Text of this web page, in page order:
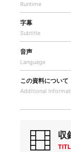
Runtime
字幕
Subtitle
音声
Language
この資料について
Additional
収